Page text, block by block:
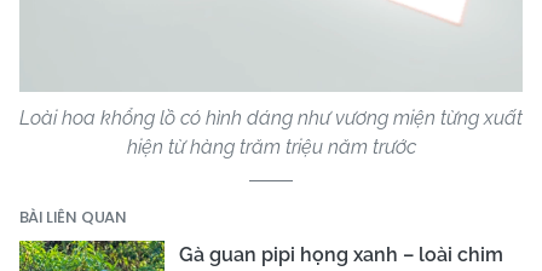
Loài hoa khổng lồ có hình dáng như vương miện từng xuất
hiện từ hàng trăm triệu năm trước
BÀI LIÊN QUAN
Gà guan pipi họng xanh – loài chim